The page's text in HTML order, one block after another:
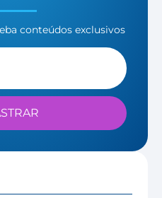
conteúdos exclusivos